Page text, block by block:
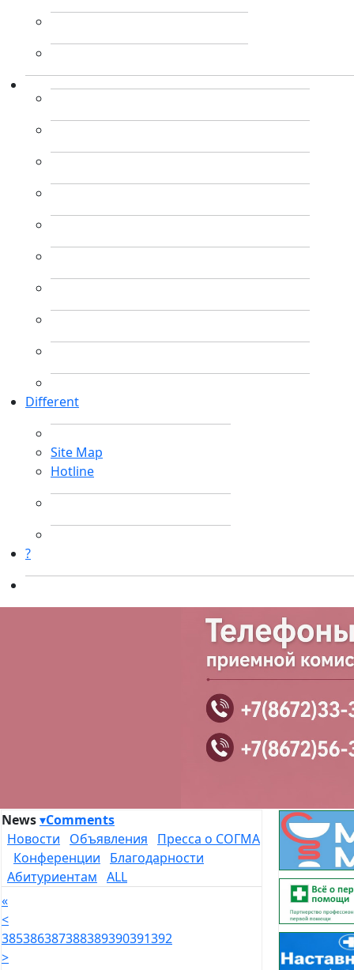
Different
Site Map
Hotline
?
News▾Comments
Новости
Объявления
Пресса о СОГМА
Конференции
Благодарности
Абитуриентам ALL
«
<
385386387388389390391392
>